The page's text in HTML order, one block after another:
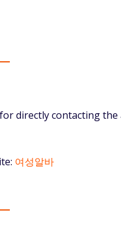
directly contacting
여성알바